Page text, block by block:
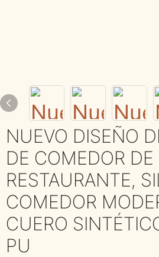
NUEVO DISEÑO
DE COMEDOR
RESTAURANTE,
COMEDOR
CUERO
PU